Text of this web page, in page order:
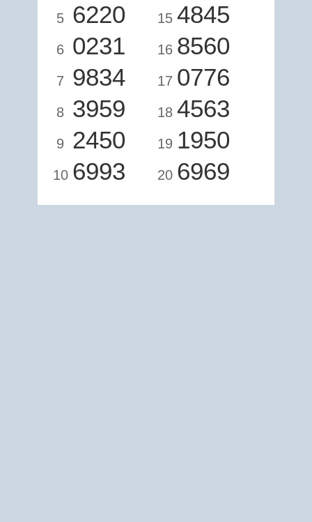
5 6220
6 0231
7 9834
8 3959
9 2450
10 6993
15 4845
16 8560
17 0776
18 4563
19 1950
20 6969